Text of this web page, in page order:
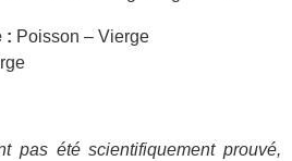
: Poisson – Vierge
pas été scientifiquement prouvé,